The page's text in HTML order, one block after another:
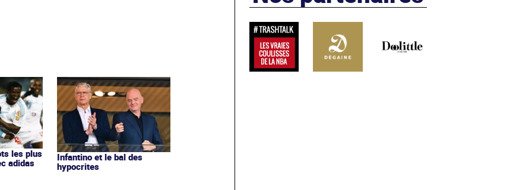
les plus
adidas
Infantino et le bal des
hypocrites